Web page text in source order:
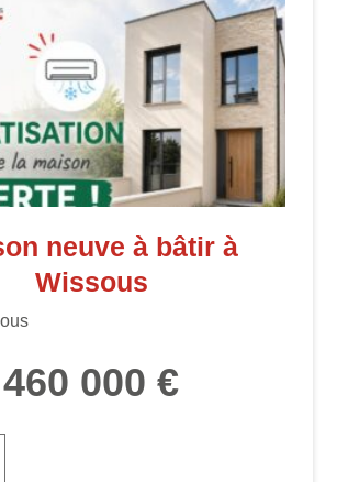
neuve à bâtir à
Wissous
460 000 €